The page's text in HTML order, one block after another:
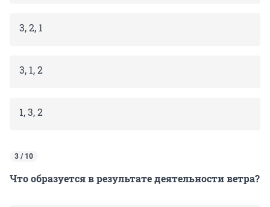
3, 2, 1
3, 1, 2
1, 3, 2
3 / 10
Что образуется в результате деятельности ветра?